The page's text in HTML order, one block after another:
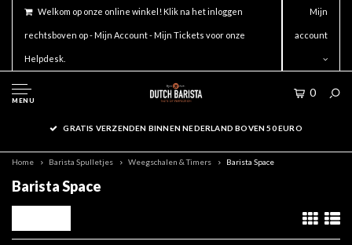
Welkom op onze online winkel! Klik na het inloggen
rechtsboven op - Mijn Account - Mijn Tickets voor onze
Helpdesk.
Mijn
account
MENU
0
GRATIS VERZENDEN BINNEN NEDERLAND BOVEN 50 EURO
Home Barista Spulletjes Weegschalen & Timers Barista Space
Barista Space